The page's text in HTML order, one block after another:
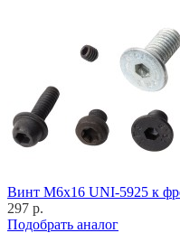
Винт M6x16 UNI-5925 к
297 р.
Подобрать аналог